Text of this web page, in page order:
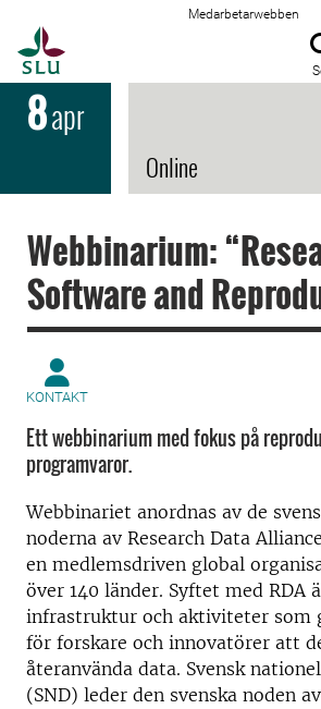
Medarbetarwebben
8apr
Online
Webbinarium:
Software and
KONTAKT
Ett webbinarium med fokus på
programvaror.
Webbinariet anordnas av de
noderna av Research Data
en medlemsdriven global
över 140 länder. Syftet med RDA
infrastruktur och aktiviteter som
för forskare och innovatörer att
återanvända data. Svensk
(SND) leder den svenska noden